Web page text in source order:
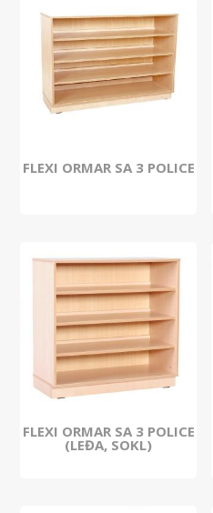
FLEXI ORMAR SA 3 POLICE
FLEXI ORMAR SA 3 POLICE
(LEĐA, SOKL)